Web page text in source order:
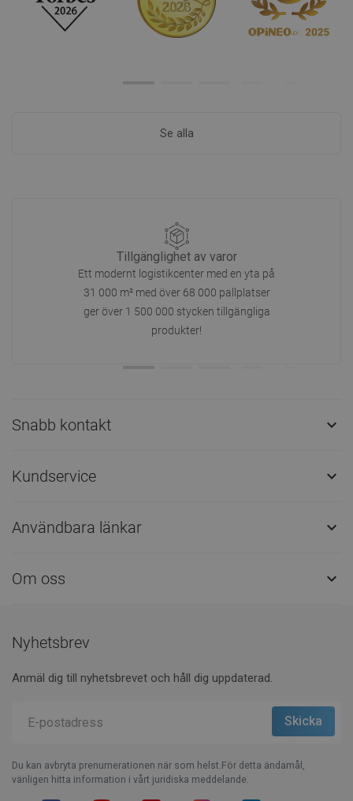
Se alla
Tillgänglighet av varor
Ett modernt logistikcenter med en yta på
31 000 m² med över 68 000 pallplatser
ger över 1 500 000 stycken tillgängliga
produkter!
Snabb kontakt 
Kundservice 
Användbara länkar 
Om oss 
Nyhetsbrev
Anmäl dig till nyhetsbrevet och håll dig uppdaterad.
Du kan avbryta prenumerationen när som helst.För detta ändamål,
vänligen hitta information i vårt juridiska meddelande.